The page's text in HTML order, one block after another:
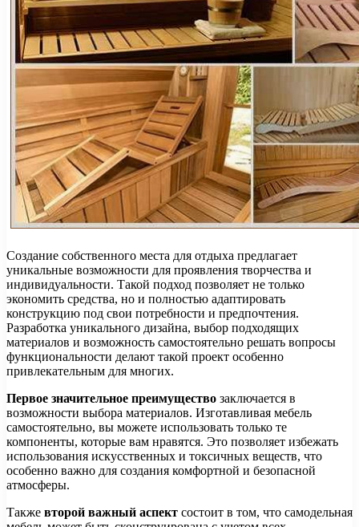
Создание собственного места для отдыха предлагает
уникальные возможности для проявления творчества и
индивидуальности. Такой подход позволяет не только
экономить средства, но и полностью адаптировать
конструкцию под свои потребности и предпочтения.
Разработка уникального дизайна, выбор подходящих
материалов и возможность самостоятельно решать вопросы
функциональности делают такой проект особенно
привлекательным для многих.
Первое значительное преимущество заключается в
возможности выбора материалов. Изготавливая мебель
самостоятельно, вы можете использовать только те
компоненты, которые вам нравятся. Это позволяет избежать
использования искусственных и токсичных веществ, что
особенно важно для создания комфортной и безопасной
атмосферы.
Также второй важный аспект состоит в том, что самодельная